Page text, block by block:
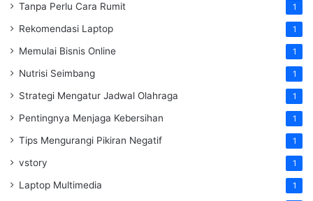
Tanpa Perlu Cara Rumit 1
Rekomendasi Laptop 1
Memulai Bisnis Online 1
Nutrisi Seimbang 1
Strategi Mengatur Jadwal Olahraga 1
Pentingnya Menjaga Kebersihan 1
Tips Mengurangi Pikiran Negatif 1
vstory 1
Laptop Multimedia 1